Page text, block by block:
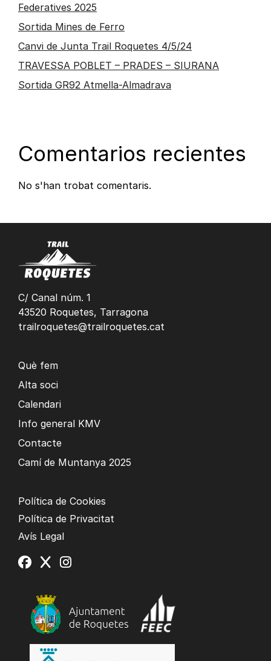
Federatives 2025
Sortida Mines de Ferro
Canvi de Junta Trail Roquetes 4/5/24
TRAVESSA POBLET – PRADES – SIURANA
Sortida GR92 Atmella-Almadrava
Comentarios recientes
No s'han trobat comentaris.
C/ Canal núm. 1
43520 Roquetes, Tarragona
trailroquetes@trailroquetes.cat
Què fem
Alta soci
Calendari
Info general KMV
Contacte
Camí de Muntanya 2025
Política de Cookies
Política de Privacitat
Avís Legal